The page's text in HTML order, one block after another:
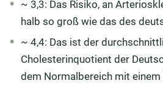
~ 3,3: Das Risiko, an
halb so groß wie das des
~ 4,4: Das ist der
Cholesterinquotient der
dem Normalbereich mit